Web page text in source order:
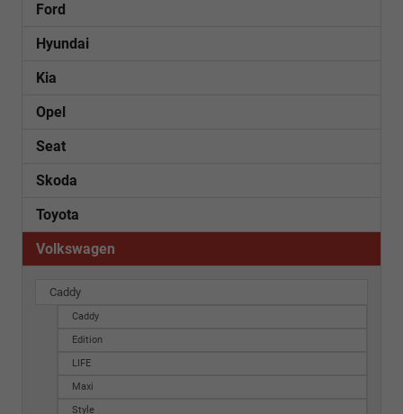
Ford
Hyundai
Kia
Opel
Seat
Skoda
Toyota
Volkswagen
Caddy
Caddy
Edition
LIFE
Maxi
Style